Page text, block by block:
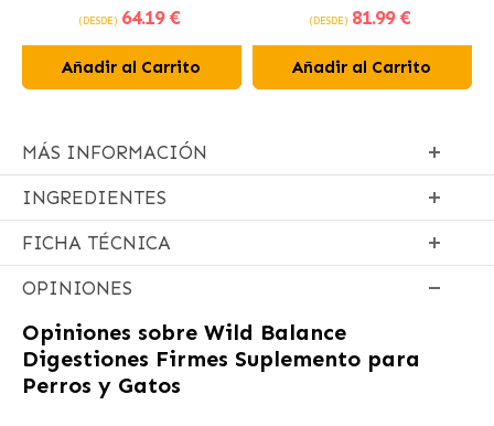
(DESDE) 64.19 €
Añadir al Carrito
Esterilizado
(DESDE) 81.99 €
Añadir al Carrito
MÁS INFORMACIÓN
INGREDIENTES
FICHA TÉCNICA
OPINIONES
Opiniones sobre Wild Balance
Digestiones Firmes Suplemento para
Perros y Gatos